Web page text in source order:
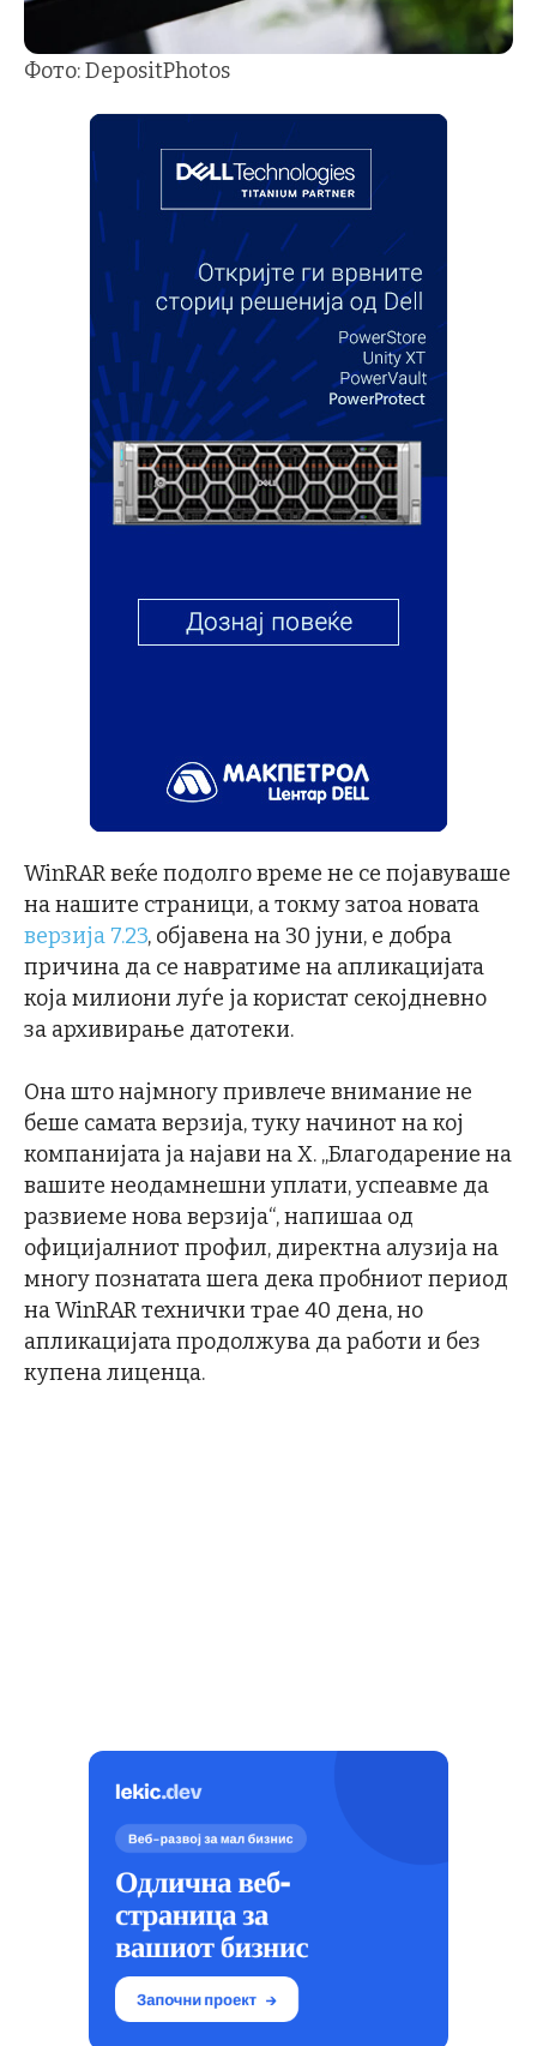
Фото: DepositPhotos
WinRAR веќе подолго време не се појавуваше
на нашите страници, а токму затоа новата
верзија 7.23, објавена на 30 јуни, е добра
причина да се навратиме на апликацијата
која милиони луѓе ја користат секојдневно
за архивирање датотеки.
Она што најмногу привлече внимание не
беше самата верзија, туку начинот на кој
компанијата ја најави на X. „Благодарение на
вашите неодамнешни уплати, успеавме да
развиеме нова верзија“, напишаа од
официјалниот профил, директна алузија на
многу познатата шега дека пробниот период
на WinRAR технички трае 40 дена, но
апликацијата продолжува да работи и без
купена лиценца.